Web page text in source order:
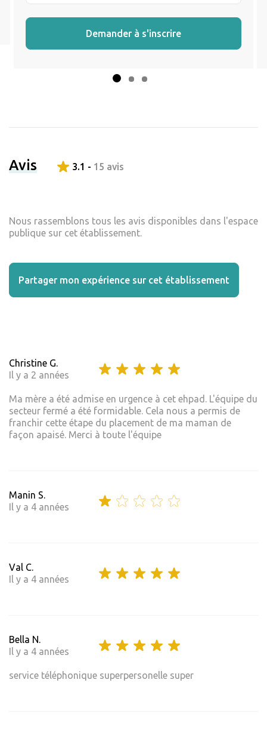
Demander à s'inscrire
Avis 3.1 - 15 avis
Nous rassemblons tous les avis disponibles dans l'espace
publique sur cet établissement.
Partager mon expérience sur cet établissement
Christine G.
Il y a 2 années
Ma mère a été admise en urgence à cet ehpad. L'équipe du
secteur fermé a été formidable. Cela nous a permis de
franchir cette étape du placement de ma maman de
façon apaisé. Merci à toute l'équipe
Manin S.
Il y a 4 années
Val C.
Il y a 4 années
Bella N.
Il y a 4 années
service téléphonique superpersonelle super